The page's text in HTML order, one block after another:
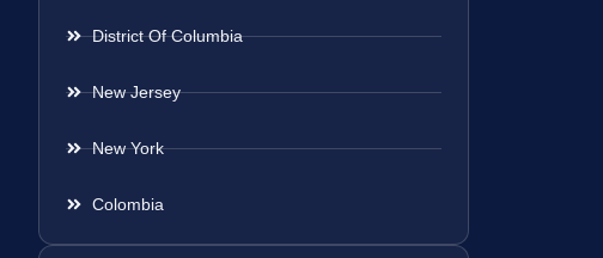
District Of Columbia
New Jersey
New York
Colombia